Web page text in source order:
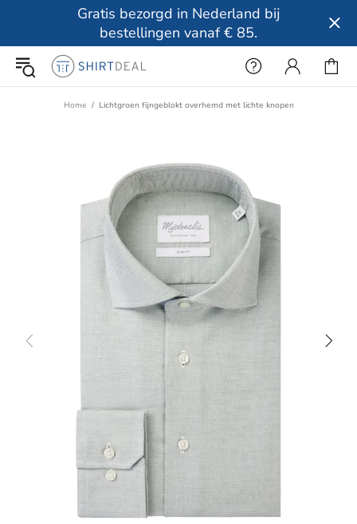
Gratis bezorgd in Nederland bij
bestellingen vanaf € 85.
Home Lichtgroen fijngeblokt overhemd met lichte knopen